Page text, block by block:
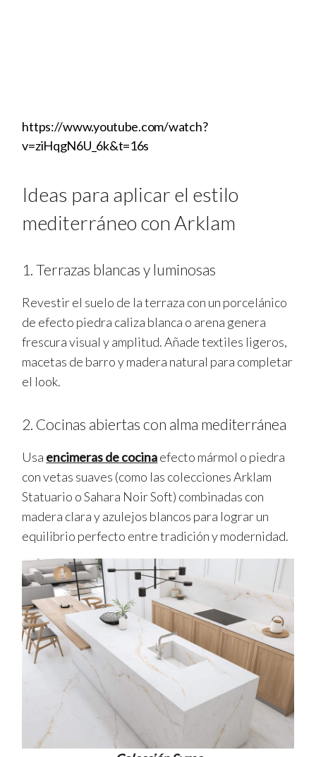
https://www.youtube.com/watch?
v=ziHqgN6U_6k&t=16s
Ideas para aplicar el estilo
mediterráneo con Arklam
1. Terrazas blancas y luminosas
Revestir el suelo de la terraza con un porcelánico
de efecto piedra caliza blanca o arena genera
frescura visual y amplitud. Añade textiles ligeros,
macetas de barro y madera natural para completar
el look.
2. Cocinas abiertas con alma mediterránea
Usa encimeras de cocinaefecto mármol o piedra
con vetas suaves (como las colecciones Arklam
Statuario o Sahara Noir Soft) combinadas con
madera clara y azulejos blancos para lograr un
equilibrio perfecto entre tradición y modernidad.